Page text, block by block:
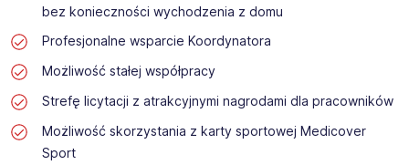
bez konieczności wychodzenia z domu
Profesjonalne wsparcie Koordynatora
Możliwość stałej współpracy
Strefę licytacji z atrakcyjnymi nagrodami dla pracowników
Możliwość skorzystania z karty sportowej Medicover
Sport